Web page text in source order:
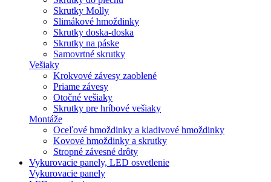
Skrutky Molly
Slimákové hmoždinky
Skrutky doska-doska
Skrutky na páske
Samovrtné skrutky
Vešiaky
Krokvové závesy zaoblené
Priame závesy
Otočné vešiaky
Skrutky pre hríbové vešiaky
Montáže
Oceľové hmoždinky a kladivové hmoždinky
Kovové hmoždinky a skrutky
Stropné závesné drôty
Vykurovacie panely, LED osvetlenie
Vykurovacie panely